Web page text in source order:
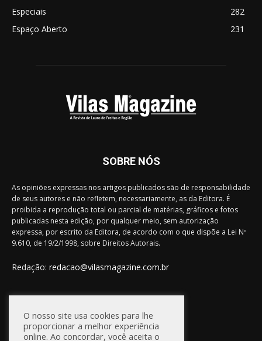
Especiais
282
Espaço Aberto
231
SOBRE NÓS
As opiniões expressas nos artigos publicados são de responsabilidade
de seus autores e não refletem, necessariamente, as da Editora. É
proibida a reprodução total ou parcial de matérias, gráficos e fotos
publicadas nesta edição, por qualquer meio, sem autorização
expressa, por escrito da Editora, de acordo com o que dispõe a Lei Nº
9.610, de 19/2/1998, sobre Direitos Autorais.
Redação: redacao@vilasmagazine.com.br
FIQUE CONECTADO
O nosso site usa cookies para lhe
proporcionar a melhor experiência
online. Ao concordar, você aceita o